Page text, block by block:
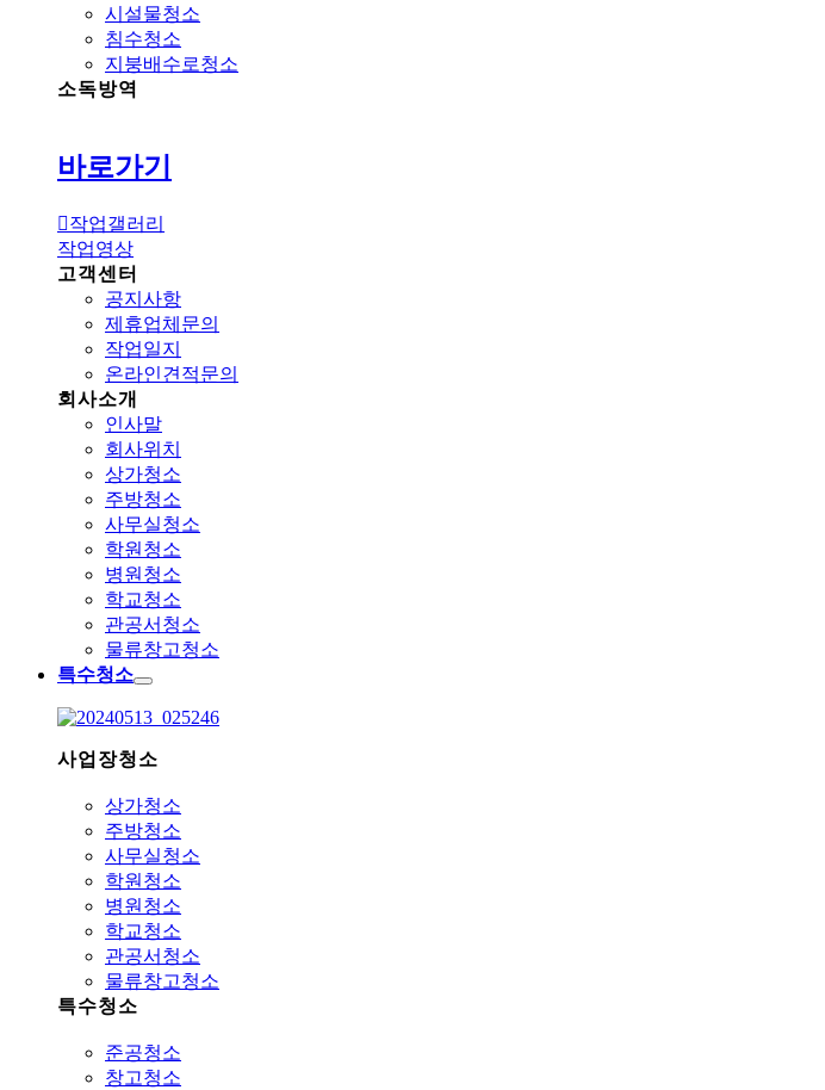
시설물청소
침수청소
지붕배수로청소
소독방역
바로가기
작업갤러리
작업영상
고객센터
공지사항
제휴업체문의
작업일지
온라인견적문의
회사소개
인사말
회사위치
상가청소
주방청소
사무실청소
학원청소
병원청소
학교청소
관공서청소
물류창고청소
특수청소
사업장청소
상가청소
주방청소
사무실청소
학원청소
병원청소
학교청소
관공서청소
물류창고청소
특수청소
준공청소
창고청소